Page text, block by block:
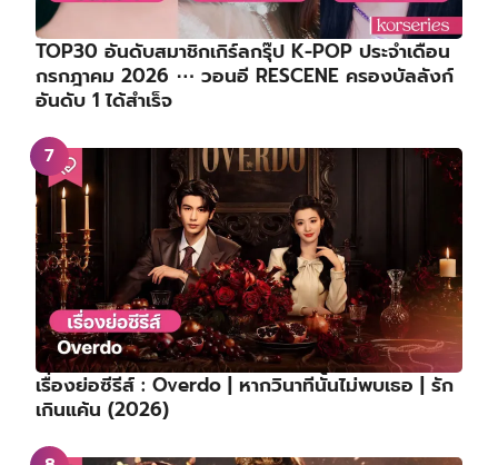
TOP30 อันดับสมาชิกเกิร์ลกรุ๊ป K-POP ประจำเดือน
กรกฎาคม 2026 ⋯ วอนอี RESCENE ครองบัลลังก์
อันดับ 1 ได้สำเร็จ
เรื่องย่อซีรีส์ : Overdo | หากวินาทีนั้นไม่พบเธอ | รัก
เกินแค้น (2026)